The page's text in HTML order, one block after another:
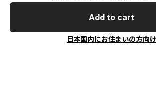
Add to cart
日本国内にお住まいの方向け